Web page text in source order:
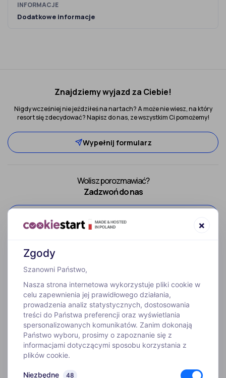
INFORMACJE
Dodatkowe informacje
Znajdziemy wyjazd za Ciebie!
Nigdy wcześniej nie jeździłeś na nartach? A może nie wiesz, na który
resort się zdecydować? Napisz do nas, ze wszystkim Ci pomożemy!
Wypełnij formularz
Wolisz porozmawiać?
Zadzwoń do nas
WYJAZDY
INFORMACJE
Zgody
×
Szanowni Państwo,
Nasza strona internetowa wykorzystuje pliki cookie w
celu zapewnienia jej prawidłowego działania,
prowadzenia analiz statystycznych, dostosowania
treści do Państwa preferencji oraz wyświetlania
spersonalizowanych komunikatów. Zanim dokonają
Państwo wyboru, prosimy o zapoznanie się z
informacjami dotyczącymi sposobu korzystania z
plików cookie.
Niezbędne 48